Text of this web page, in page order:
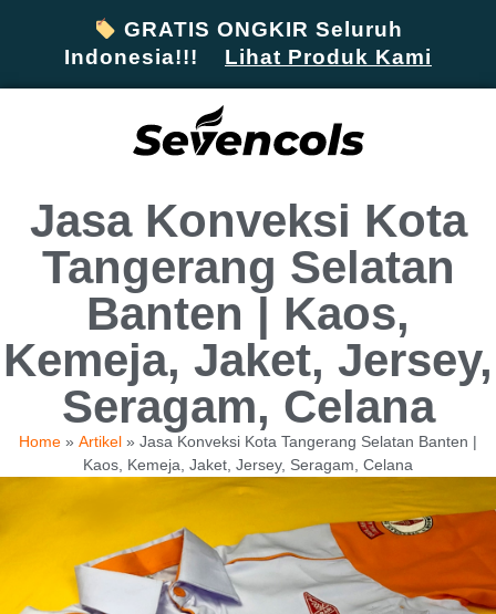
GRATIS ONGKIR Seluruh
Indonesia!!! Lihat Produk Kami
Jasa Konveksi Kota
Tangerang Selatan
Banten | Kaos,
Kemeja, Jaket, Jersey,
Seragam, Celana
Home » Artikel » Jasa Konveksi Kota Tangerang Selatan Banten |
Kaos, Kemeja, Jaket, Jersey, Seragam, Celana